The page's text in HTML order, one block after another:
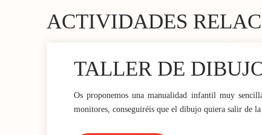
ACTIVIDADES
TALLER DE
Os proponemos una manualidad infantil muy
monitores, conseguiréis que el dibujo quiera salir de